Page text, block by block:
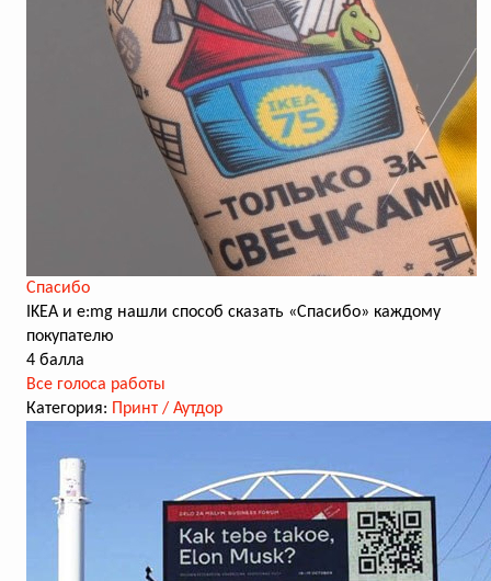
Спасибо
IKEA и e:mg нашли способ сказать «Спасибо» каждому
покупателю
4 балла
Все голоса работы
Категория: Принт / Аутдор